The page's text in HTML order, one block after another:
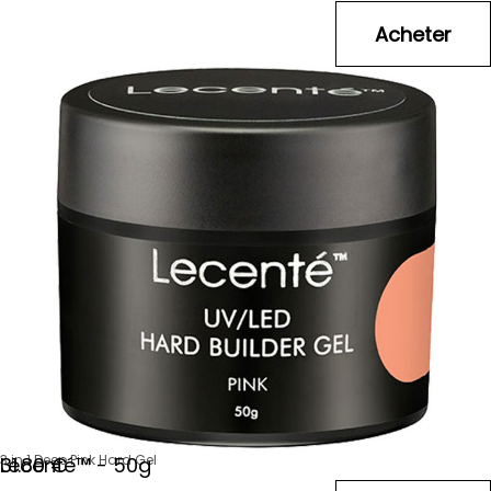
3 in 1 Deep Pink Hard Gel
Lecenté­™ - 50g
31.80 €